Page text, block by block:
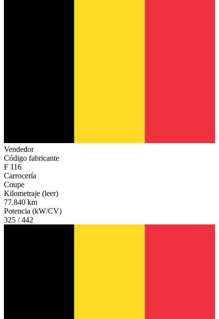
Vendedor
Código fabricante
F 116
Carrocería
Coupe
Kilometraje (leer)
77.840 km
Potencia (kW/CV)
325 / 442